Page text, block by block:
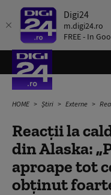
Digi24
m.digi24.ro
FREE - In
HOME Știri Externe Reacții
Reacții la
din Alaska:
aproape tot
obţinut